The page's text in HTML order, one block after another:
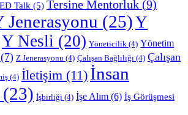
Talk (5) Tersine Mentorluk (9)
Jenerasyonu (25)Y
Y Nesli (20) Yöneticilik (4) Yönetim
(7) Z Jenerasyonu (4) Çalışan Bağlılığı (4) Çalışan
(4) İletişim (11) İnsan
(23) İşbirliği (4) İşe Alım (6) İş Görüşmesi